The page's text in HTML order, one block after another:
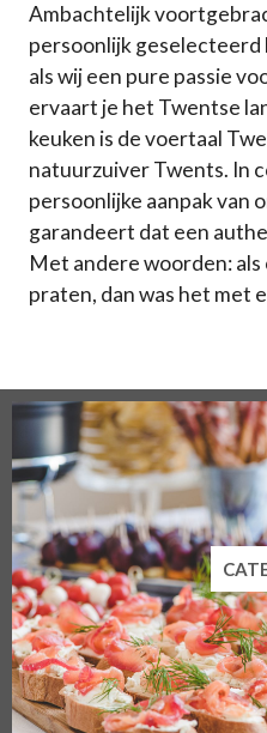
Ambachtelijk
persoonlijk geselecteerd
als wij een pure passie
ervaart je het Twentse
keuken is de voertaal
natuurzuiver Twents. In
persoonlijke aanpak van
garandeert dat een
Met andere woorden:
praten, dan was het met